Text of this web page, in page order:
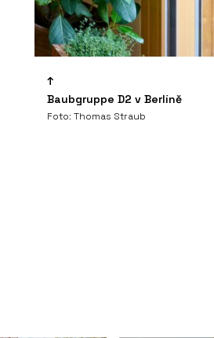
Baubgruppe D2 v Berlíně
Foto: Thomas Straub